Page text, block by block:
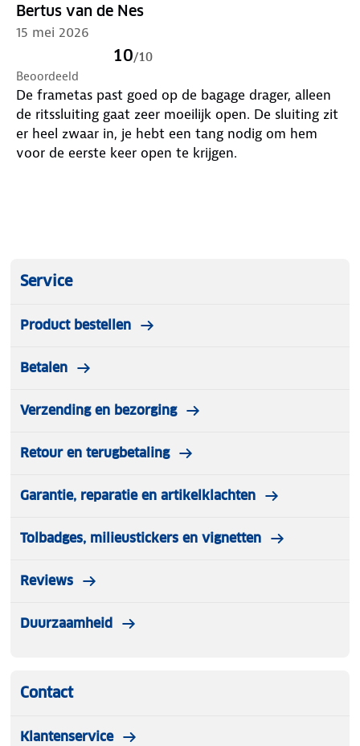
Bertus van de Nes
15 mei 2026
10/10
Beoordeeld
De frametas past goed op de bagage drager, alleen
de ritssluiting gaat zeer moeilijk open. De sluiting zit
er heel zwaar in, je hebt een tang nodig om hem
voor de eerste keer open te krijgen.
Service
Product bestellen
Betalen
Verzending en bezorging
Retour en terugbetaling
Garantie, reparatie en artikelklachten
Tolbadges, milieustickers en vignetten
Reviews
Duurzaamheid
Contact
Klantenservice